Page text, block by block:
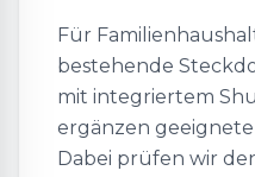
Für
bestehende
mit integriertem
ergänzen
Dabei prüfen wir